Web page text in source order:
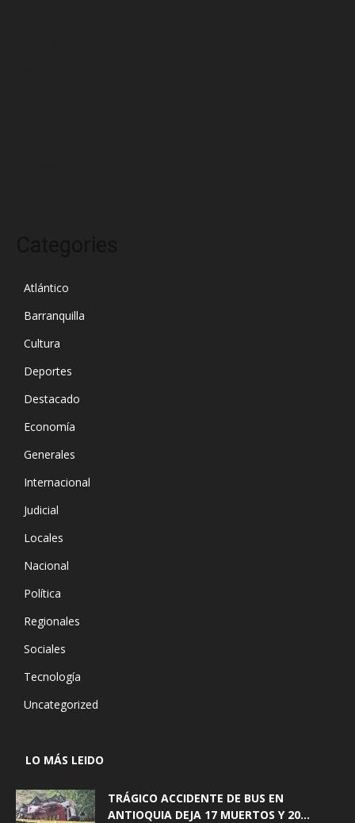
Atlántico
Barranquilla
Cultura
Deportes
Destacado
Economía
Generales
Internacional
Judicial
Locales
Nacional
Política
Regionales
Sociales
Tecnología
Uncategorized
LO MÁS LEIDO
TRÁGICO ACCIDENTE DE BUS EN
ANTIOQUIA DEJA 17 MUERTOS Y 20...